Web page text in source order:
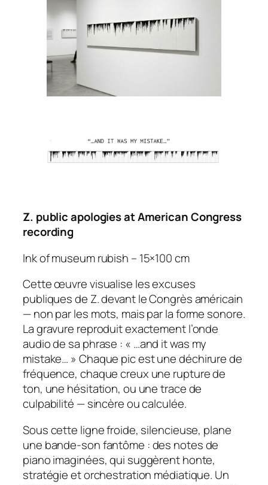
Z. public apologies at American Congress
recording
Ink of museum rubish – 15×100 cm
Cette œuvre visualise les excuses
publiques de Z. devant le Congrès américain
— non par les mots, mais par la forme sonore.
La gravure reproduit exactement l’onde
audio de sa phrase : « …and it was my
mistake… » Chaque pic est une déchirure de
fréquence, chaque creux une rupture de
ton, une hésitation, ou une trace de
culpabilité — sincère ou calculée.
Sous cette ligne froide, silencieuse, plane
une bande-son fantôme : des notes de
piano imaginées, qui suggèrent honte,
stratégie et orchestration médiatique. Un